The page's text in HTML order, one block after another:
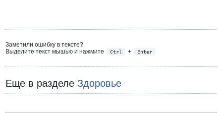
Заметили ошибку в тексте?
Выделите текст мышью и нажмите
Ctrl + Enter
Еще в разделе Здоровье